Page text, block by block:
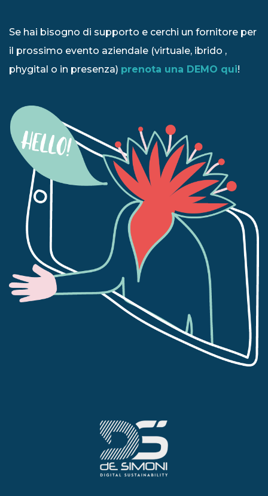
Se hai bisogno di supporto e cerchi un fornitore per
il prossimo evento aziendale (virtuale, ibrido ,
phygital o in presenza) prenota una DEMO qui!